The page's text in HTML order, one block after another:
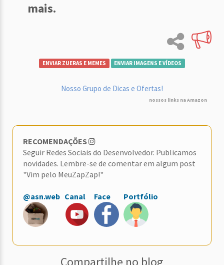
mais.
ENVIAR ZUERAS E MEMES ENVIAR IMAGENS E VÍDEOS
Nosso Grupo de Dicas e Ofertas!
nossos links na Amazon
RECOMENDAÇÕES
Seguir Redes Sociais do Desenvolvedor. Publicamos
novidades. Lembre-se de comentar em algum post
"Vim pelo MeuZapZap!"
@asn.web Canal Face Portfólio
Compartilhe no blog